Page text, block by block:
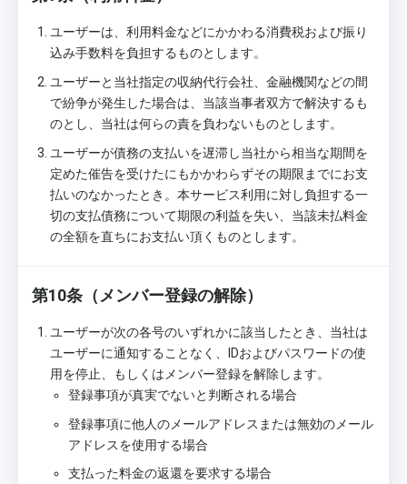
ユーザーは、利用料金などにかかわる消費税および振り
込み手数料を負担するものとします。
ユーザーと当社指定の収納代行会社、金融機関などの間
で紛争が発生した場合は、当該当事者双方で解決するも
のとし、当社は何らの責を負わないものとします。
ユーザーが債務の支払いを遅滞し当社から相当な期間を
定めた催告を受けたにもかかわらずその期限までにお支
払いのなかったとき。本サービス利用に対し負担する一
切の支払債務について期限の利益を失い、当該未払料金
の全額を直ちにお支払い頂くものとします。
第10条（メンバー登録の解除）
ユーザーが次の各号のいずれかに該当したとき、当社は
ユーザーに通知することなく、IDおよびパスワードの使
用を停止、もしくはメンバー登録を解除します。
登録事項が真実でないと判断される場合
登録事項に他人のメールアドレスまたは無効のメール
アドレスを使用する場合
支払った料金の返還を要求する場合